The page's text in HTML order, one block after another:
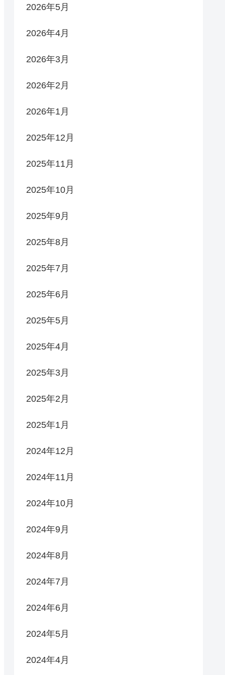
2026年5月
2026年4月
2026年3月
2026年2月
2026年1月
2025年12月
2025年11月
2025年10月
2025年9月
2025年8月
2025年7月
2025年6月
2025年5月
2025年4月
2025年3月
2025年2月
2025年1月
2024年12月
2024年11月
2024年10月
2024年9月
2024年8月
2024年7月
2024年6月
2024年5月
2024年4月